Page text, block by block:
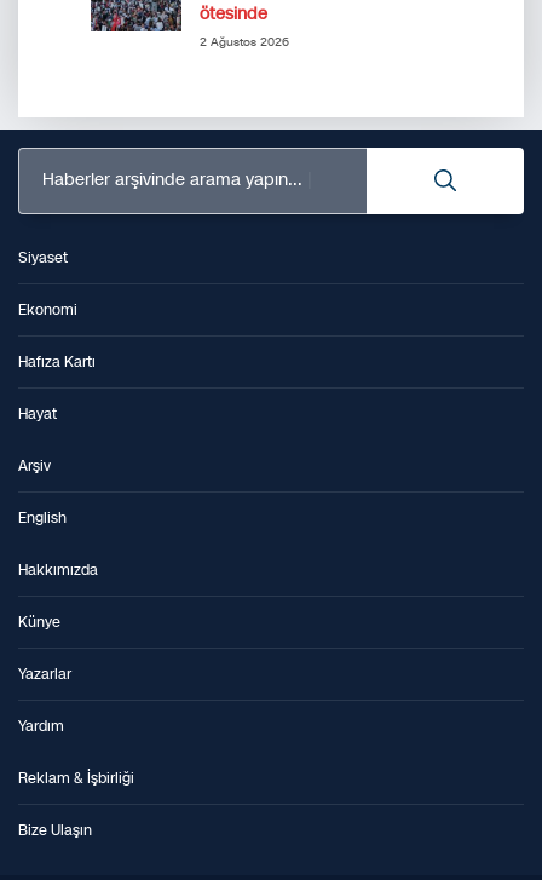
ötesinde
2 Ağustos 2026
Haberler arşivinde arama yapın...
Siyaset
Ekonomi
Hafıza Kartı
Hayat
Arşiv
English
Hakkımızda
Künye
Yazarlar
Yardım
Reklam & İşbirliği
Bize Ulaşın